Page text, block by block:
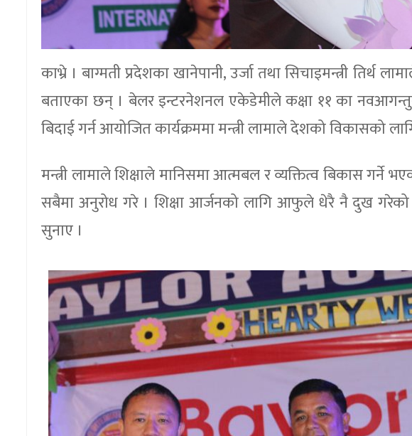
काभ्रे । बाग्मती प्रदेशका खानेपानी, उर्जा तथा सिचाइमन्त्री तिर्थ
बताएका छन् । बेलर इन्टरनेशनल एकेडेमीले कक्षा ११ का नवआगन्तुक
बिदाई गर्न आयोजित कार्यक्रममा मन्त्री लामाले देशको विकासको
मन्त्री लामाले शिक्षाले मानिसमा आत्मबल र व्यक्तित्व बिकास
सबैमा अनुरोध गरे । शिक्षा आर्जनको लागि आफुले धेरै नै दुख गरेको
सुनाए ।